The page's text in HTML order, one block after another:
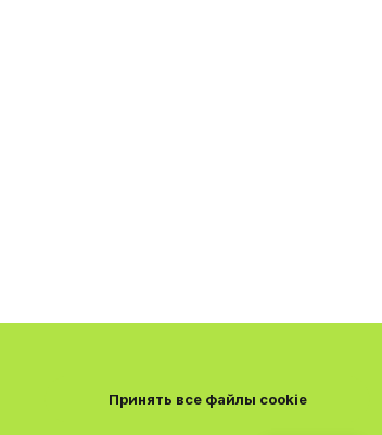
Принять все файлы cookie